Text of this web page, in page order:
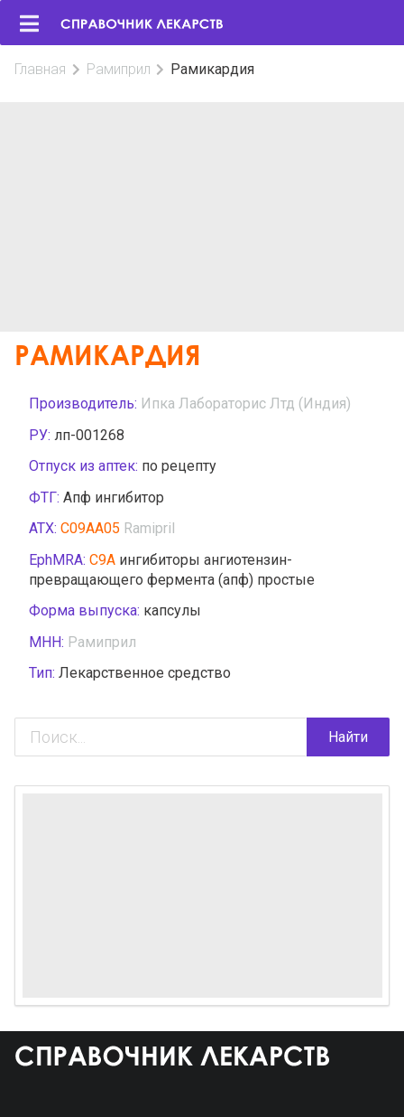
Главная Рамиприл Рамикардия
РАМИКАРДИЯ
Производитель: Ипка Лабораторис Лтд (Индия)
РУ: лп-001268
Отпуск из аптек: по рецепту
ФТГ: Апф ингибитор
АТХ: C09AA05 Ramipril
EphMRA: C9A ингибиторы ангиотензин-
превращающего фермента (апф) простые
Форма выпуска: капсулы
МНН: Рамиприл
Тип: Лекарственное средство
Найти